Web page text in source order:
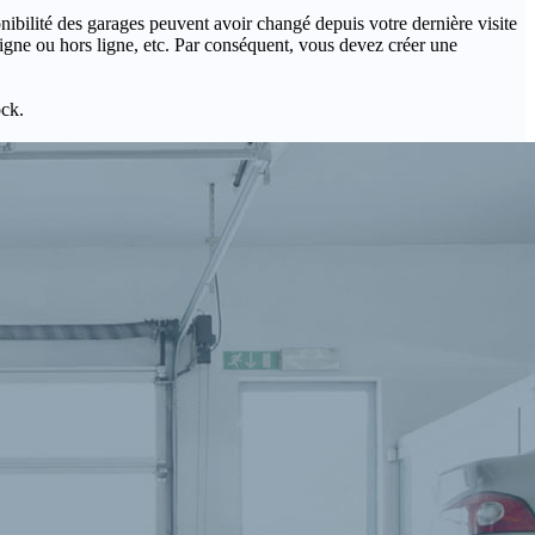
des garages peuvent avoir changé depuis votre dernière visite
ou hors ligne, etc. Par conséquent, vous devez créer une